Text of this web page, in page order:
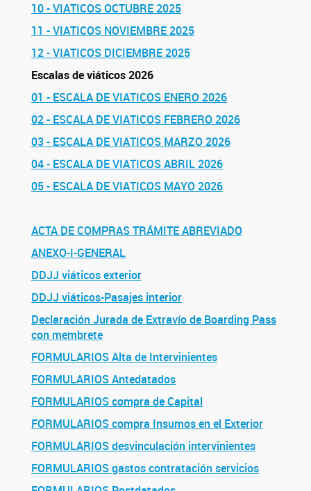
10 - VIATICOS OCTUBRE 2025
11 - VIATICOS NOVIEMBRE 2025
12 - VIATICOS DICIEMBRE 2025
Escalas de viáticos 2026
01 - ESCALA DE VIATICOS ENERO 2026
02 - ESCALA DE VIATICOS FEBRERO 2026
03 - ESCALA DE VIATICOS MARZO 2026
04 - ESCALA DE VIATICOS ABRIL 2026
05 - ESCALA DE VIATICOS MAYO 2026
ACTA DE COMPRAS TRÁMITE ABREVIADO
ANEXO-I-GENERAL
DDJJ viáticos exterior
DDJJ viáticos-Pasajes interior
Declaración Jurada de Extravío de Boarding Pass
con membrete
FORMULARIOS Alta de Intervinientes
FORMULARIOS Antedatados
FORMULARIOS compra de Capital
FORMULARIOS compra Insumos en el Exterior
FORMULARIOS desvinculación intervinientes
FORMULARIOS gastos contratación servicios